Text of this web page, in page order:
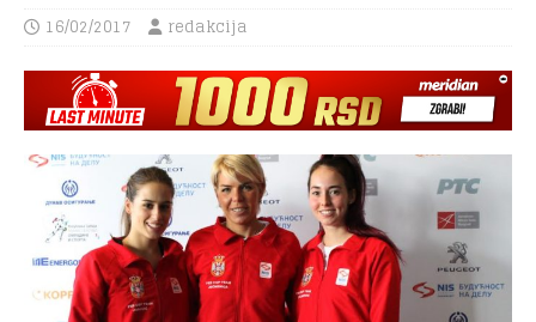
16/02/2017 redakcija